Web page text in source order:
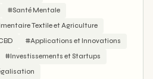
#Santé Mentale
Textile et Agriculture
#Applications et Innovations
#Investissements et Startups